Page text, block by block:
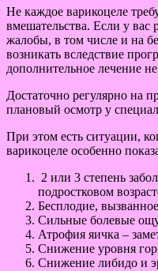
Не каждое варикоцеле
вмешательства. Если у вас
жалобы, в том числе и на
возникать вследствие
дополнительное лечение
Достаточно регулярно на
плановый осмотр у
При этом есть ситуации,
варикоцеле особенно
2 или 3 степень
подростковом
Бесплодие,
Сильные болевые
Атрофия яичка –
Снижение уровня
Снижение либидо и